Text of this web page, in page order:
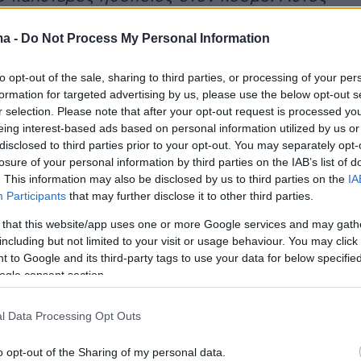
- Do Not Process My Personal Information
opt-out of the sale, sharing to third parties, or processing of your
for targeted advertising by us, please use the below opt-out
selection. Please note that after your opt-out request is processed
interest-based ads based on personal information utilized by us
to third parties prior to your opt-out. You may separately
of your personal information by third parties on the IAB’s list of
This information may also be disclosed by us to third parties on the
Participants that may further disclose it to other third parties.
that this website/app uses one or more Google services and may
but not limited to your visit or usage behaviour. You may
to Google and its third-party tags to use your data for below
consent section.
Data Processing Opt Outs
opt-out of the Sharing of my personal data.
μάλιστα τον ρώτησε κάποιος
“αυτό είναι το πρόβλημα”» και συνέχισε
του από τους αστέρες του Χόλιγουντ» είπε
είναι πολύ ωραίος τύπος, δεν είναι
προοδευτικός, έχει τρομερό χιούμορ, και
που θα πει ότι δεν έχει απωθημένα, δεν
στις συνεντεύξεις του » ανέφερε στη